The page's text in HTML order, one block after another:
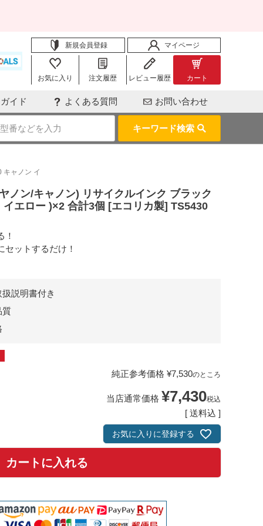
新規会員登録 マイページ
お気に入り 注文履歴 レビュー履歴 カート
イド よくある質問 お問い合わせ
キーワード検索
キャノン イ
ノン/キャノン) リサイクルインク ブラック
エロー )×2 合計3個 [エコリカ製] TS5430
！
ットするだけ！
説明書付き
質
純正参考価格 ¥7,530のところ
当店通常価格 ¥7,430税込
送料込
お気に入りに登録する
カートに入れる